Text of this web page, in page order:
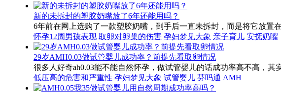
新的未拆封的塑胶奶嘴放了6年还能用吗？
6年前在网上选购了一款塑胶奶嘴，到手后一直未拆封，而是将它放
怀孕12周男孩表现 取卵对卵巢的伤害 孕妇梦见大象 亲子育儿 安抚奶嘴
29岁AMH0.03做试管婴儿成功率？前提先看取卵情况
很多人好奇ah0.03能不能自然怀孕，做试管婴儿的话成功率高不高，
低压高的危害和严重性 孕妇梦见大象 试管婴儿 芬吗通 AMH